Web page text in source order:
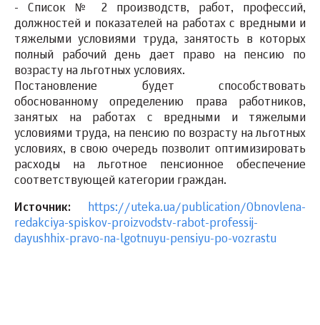
- Список № 2 производств, работ, профессий,
должностей и показателей на работах с вредными и
тяжелыми условиями труда, занятость в которых
полный рабочий день дает право на пенсию по
возрасту на льготных условиях.
Постановление будет способствовать
обоснованному определению права работников,
занятых на работах с вредными и тяжелыми
условиями труда, на пенсию по возрасту на льготных
условиях, в свою очередь позволит оптимизировать
расходы на льготное пенсионное обеспечение
соответствующей категории граждан.
Источник:
https://uteka.ua/publication/Obnovlena-
redakciya-spiskov-proizvodstv-rabot-professij-
dayushhix-pravo-na-lgotnuyu-pensiyu-po-vozrastu